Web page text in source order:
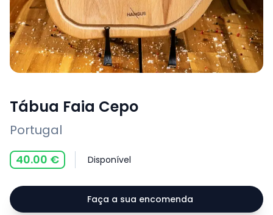
Tábua Faia Cepo
Portugal
40.00 € Disponível
Faça a sua encomenda